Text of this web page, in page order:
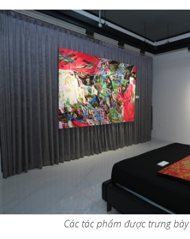
Các tác phẩm được trưng